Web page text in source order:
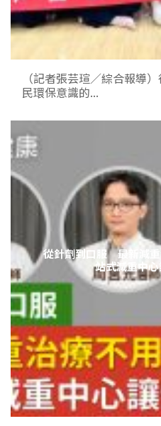
（記者張芸瑄／綜合報導
民環保意識的...
從針劑到口服 最新減
站式減重中